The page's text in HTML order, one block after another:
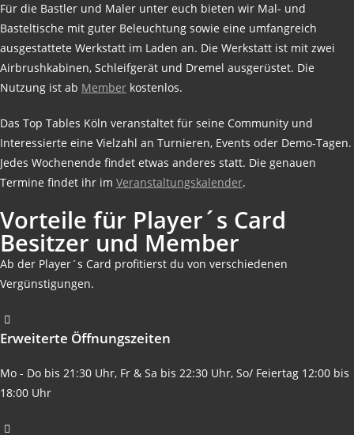
Für die Bastler und Maler unter euch bieten wir Mal- und
Basteltische mit guter Beleuchtung sowie eine umfangreich
ausgestattete Werkstatt im Laden an. Die Werkstatt ist mit zwei
Airbrushkabinen, Schleifgerät und Dremel ausgerüstet. Die
Nutzung ist ab Member kostenlos.
Das Top Tables Köln veranstaltet für seine Community und
Interessierte eine Vielzahl an Turnieren, Events oder Demo-Tagen.
Jedes Wochenende findet etwas anderes statt. Die genauen
Termine findet ihr im Veranstaltungskalender.
Vorteile für Player´s Card
Besitzer und Member
Ab der Player´s Card profitierst du von verschiedenen
Vergünstigungen.
Erweiterte Öffnungszeiten
Mo - Do bis 21:30 Uhr, Fr & Sa bis 22:30 Uhr, So/ Feiertag 12:00 bis
18:00 Uhr